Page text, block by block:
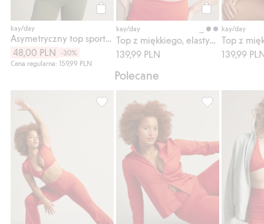
kay/day
48,00 PLN
-30%
Cena regularna: 159,99 PLN
Kup
kay/day
139,99 PLN
kay/day
139,99
Polecane
Legginsy do ćwiczeń, typu bootcut,
Kurtka do